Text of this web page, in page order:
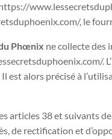
, le
Phœnix ne collecte des
.
est alors précisé à
articles 38 et suivants
de rectification et